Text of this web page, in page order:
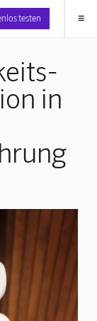
testen ≡
in